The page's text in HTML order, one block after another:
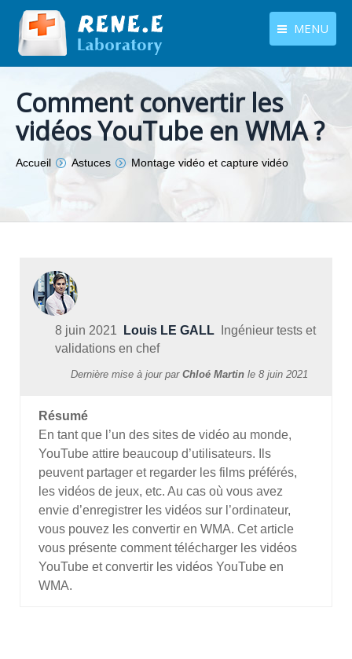
MENU
Produits
Centre de téléchargement
Boutique
Contactez-nous
Langues
Comment convertir les
vidéos YouTube en WMA ?
Vous êtes ici :
Accueil Astuces Montage vidéo et capture vidéo
8 juin 2021 Louis LE GALL Ingénieur tests et
validations en chef
Dernière mise à jour par Chloé Martin le 8 juin 2021
Résumé
En tant que l’un des sites de vidéo au monde,
YouTube attire beaucoup d’utilisateurs. Ils
peuvent partager et regarder les films préférés,
les vidéos de jeux, etc. Au cas où vous avez
envie d’enregistrer les vidéos sur l’ordinateur,
vous pouvez les convertir en WMA. Cet article
vous présente comment télécharger les vidéos
YouTube et convertir les vidéos YouTube en
WMA.